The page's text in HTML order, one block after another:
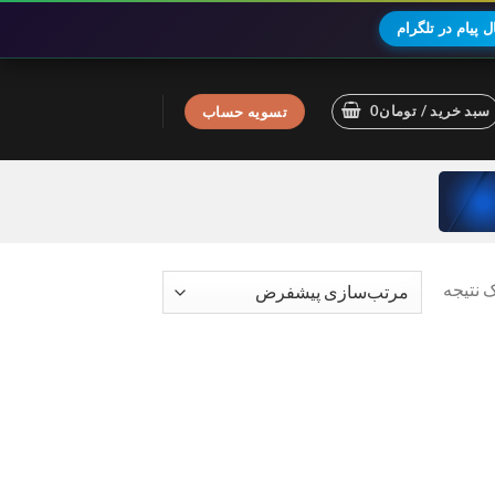
پیام در تلگرام
سبد خرید / تومان0 تسویه حساب
نتیجه